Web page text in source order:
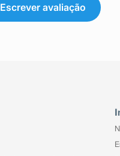
Escrever avaliação